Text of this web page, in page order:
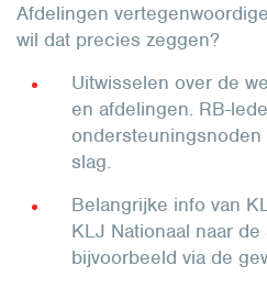
Afdelingen
wil dat precies zeggen?
Uitwisselen over de
en afdelingen. RB-
ondersteuningsnoden
slag.
Belangrijke info van
KLJ Nationaal naar
bijvoorbeeld via de